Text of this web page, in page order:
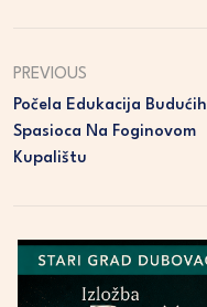
PREVIOUS
Počela Edukacija Budućih
Spasioca Na Foginovom
Kupalištu